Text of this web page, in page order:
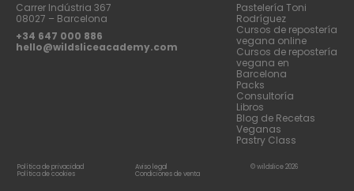
Carrer Indústria 367
08027 – Barcelona
+34 647 000 886
hello@wildsliceacademy.com
Pastelería Toni
Rodríguez
Cursos de repostería
vegana online
Cursos de repostería
vegana en
Barcelona
Packs
Consultoría
Libros
Blog de Recetas
Veganas
Pastry Class
Política de privacidad
Política de cookies
Aviso legal
Condiciones de venta
© wildslice 2026